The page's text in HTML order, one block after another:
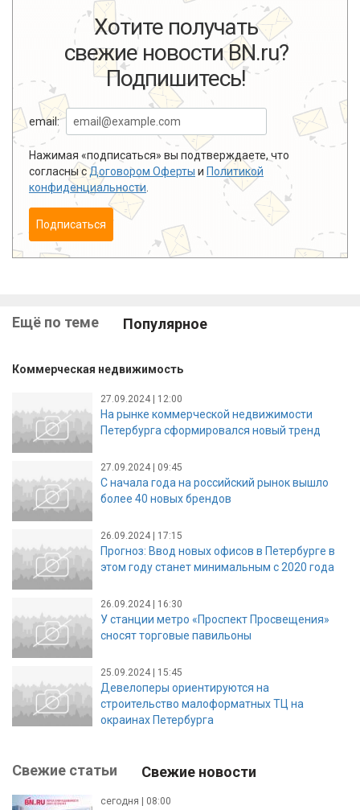
Хотите получать
свежие новости BN.ru?
Подпишитесь!
email:
Нажимая «подписаться» вы подтверждаете, что
согласны сДоговором Оферты и Политикой
конфиденциальности
Подписаться
Ещё по теме Популярное
Коммерческая недвижимость
27.09.2024 | 12:00
На рынке коммерческой недвижимости
Петербурга сформировался новый тренд
27.09.2024 | 09:45
С начала года на российский рынок вышло
более 40 новых брендов
26.09.2024 | 17:15
Прогноз: Ввод новых офисов в Петербурге в
этом году станет минимальным с 2020 года
26.09.2024 | 16:30
У станции метро «Проспект Просвещения»
сносят торговые павильоны
25.09.2024 | 15:45
Девелоперы ориентируются на
строительство малоформатных ТЦ на
окраинах Петербурга
Свежие статьи Свежие новости
сегодня | 08:00